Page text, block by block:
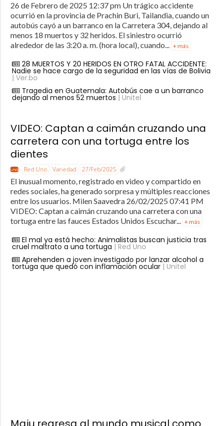
26 de Febrero de 2025 12:37 pm Un trágico accidente
ocurrió en la provincia de Prachin Buri, Tailandia, cuando un
autobús cayó a un barranco en la Carretera 304, dejando al
menos 18 muertos y 32 heridos. El siniestro ocurrió
alrededor de las 3:20 a. m. (hora local), cuando... + más
28 MUERTOS Y 20 HERIDOS EN OTRO FATAL ACCIDENTE:
Nadie se hace cargo de la seguridad en las vías de Bolivia
| Ver.bo
Tragedia en Guatemala: Autobús cae a un barranco
dejando al menos 52 muertos | Unitel
VIDEO: Captan a caimán cruzando una
carretera con una tortuga entre los
dientes
Red Uno Variedad 27/Feb/2025
El inusual momento, registrado en video y compartido en
redes sociales, ha generado sorpresa y múltiples reacciones
entre los usuarios. Milen Saavedra 26/02/2025 07:41 PM
VIDEO: Captan a caimán cruzando una carretera con una
tortuga entre las fauces Estados Unidos Escuchar... + más
El mal ya está hecho: Animalistas buscan justicia tras
cruel maltrato a una tortuga | Red Uno
Aprehenden a joven investigado por lanzar alcohol a
tortuga que quedó con inflamación ocular| Unitel